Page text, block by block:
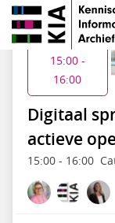
Openbaar
Digitaal
actieve
15:00- 16:00
Di 2 jun
15:00 -
16:00